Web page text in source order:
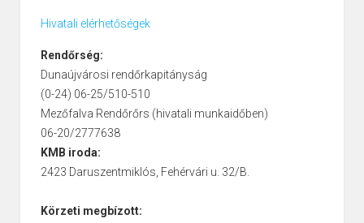
Hivatali elérhetőségek
Rendőrség:
Dunaújvárosi rendőrkapitányság
(0-24) 06-25/510-510
Mezőfalva Rendőrőrs (hivatali munkaidőben)
06-20/2777638
KMB iroda:
2423 Daruszentmiklós, Fehérvári u. 32/B.
Körzeti megbízott: